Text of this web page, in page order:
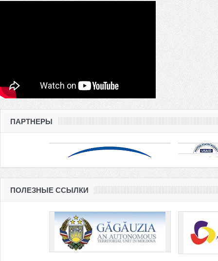
ПАРТНЕРЫ
ПОЛЕЗНЫЕ ССЫЛКИ